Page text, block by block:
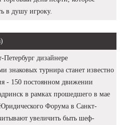
в душу игроку.
дизайнере
знаковых турнира станет известно
- 150 постоянном движении
в рамках прошедшего в мае
Форума в Санкт-
увеличить быть шеф-